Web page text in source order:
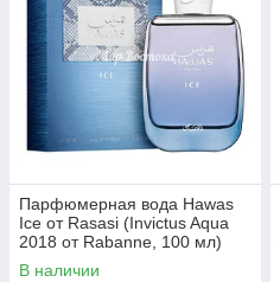
Парфюмерная вода Hawas
Ice от Rasasi (Invictus Aqua
2018 от Rabanne, 100 мл)
В наличии